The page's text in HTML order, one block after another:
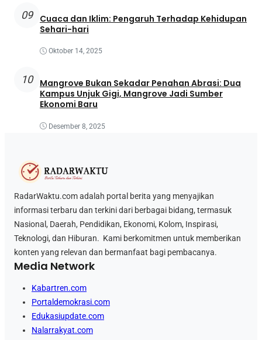
09
Cuaca dan Iklim: Pengaruh Terhadap Kehidupan
Sehari-hari
Oktober 14, 2025
10
Mangrove Bukan Sekadar Penahan Abrasi: Dua
Kampus Unjuk Gigi, Mangrove Jadi Sumber
Ekonomi Baru
Desember 8, 2025
RadarWaktu.com adalah portal berita yang menyajikan
informasi terbaru dan terkini dari berbagai bidang, termasuk
Nasional, Daerah, Pendidikan, Ekonomi, Kolom, Inspirasi,
Teknologi, dan Hiburan. Kami berkomitmen untuk memberikan
konten yang relevan dan bermanfaat bagi pembacanya.
Media Network
Kabartren.com
Portaldemokrasi.com
Edukasiupdate.com
Nalarrakyat.com